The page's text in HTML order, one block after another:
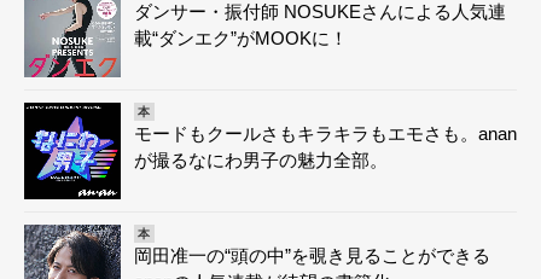
ダンサー・振付師 NOSUKEさんによる人気連
載“ダンエク”がMOOKに！
本
モードもクールさもキラキラもエモさも。anan
が撮るなにわ男子の魅力全部。
本
岡田准一の“頭の中”を覗き見ることができる